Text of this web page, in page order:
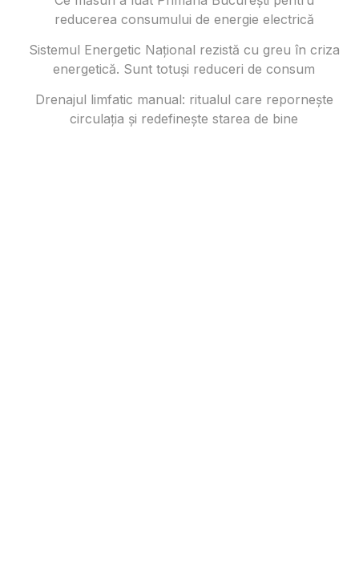
reducerea consumului de energie electrică
Sistemul Energetic Național rezistă cu greu în criza
energetică. Sunt totuși reduceri de consum
Drenajul limfatic manual: ritualul care repornește
circulația și redefinește starea de bine